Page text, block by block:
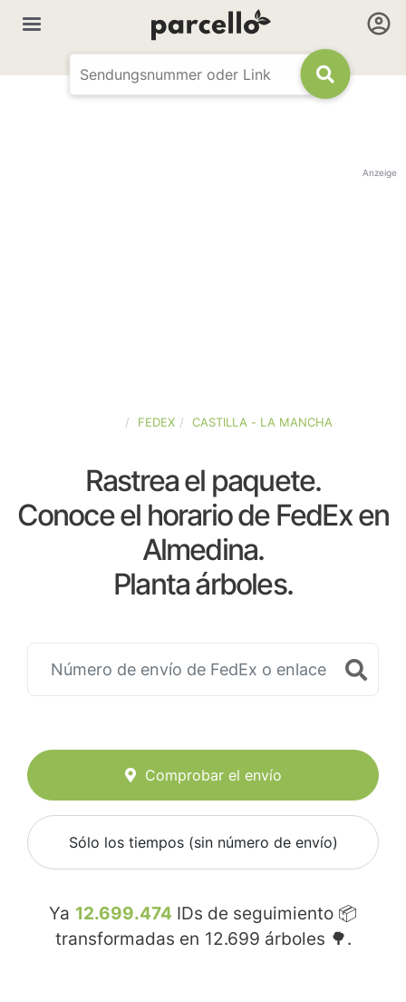
Anzeige
FEDEX CASTILLA - LA MANCHA
Rastrea el paquete.
Conoce el horario de FedEx en
Almedina.
Planta árboles.
Comprobar el envío
Sólo los tiempos (sin número de envío)
Ya 12.699.474 IDs de seguimiento 📦
transformadas en 12.699 árboles 🌳.